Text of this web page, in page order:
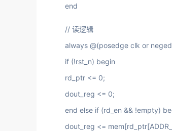
end
// 读逻辑
always @(posedge clk or
if (!rst_n) begin
rd_ptr <= 0;
dout_reg <= 0;
end else if (rd_en && !empty)
dout_reg <=